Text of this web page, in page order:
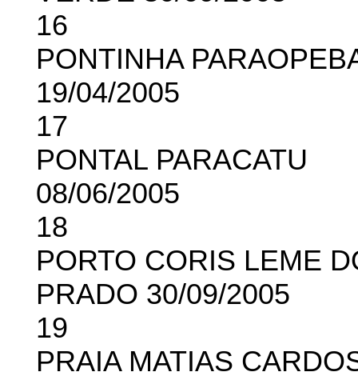
16
PONTINHA
19/04/2005
17
PONTAL PARACATU
08/06/2005
18
PORTO CORIS LEME
PRADO 30/09/2005
19
PRAIA MATIAS